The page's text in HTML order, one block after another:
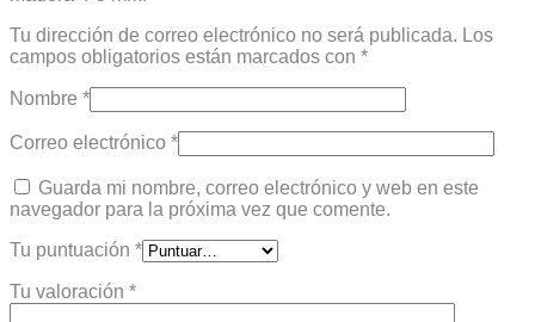
Tu dirección de correo electrónico no será publicada. Los
campos obligatorios están marcados con *
Nombre *
Correo electrónico *
Guarda mi nombre, correo electrónico y web en este
navegador para la próxima vez que comente.
Tu puntuación *
Tu valoración *